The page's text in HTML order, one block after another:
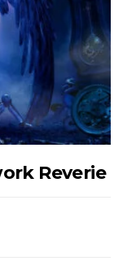
Reverie